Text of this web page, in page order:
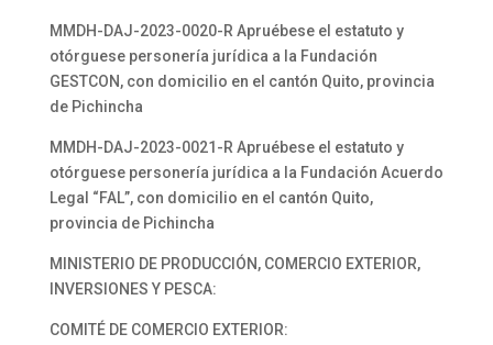
MMDH-DAJ-2023-0020-R Apruébese el estatuto y
otórguese personería jurídica a la Fundación
GESTCON, con domicilio en el cantón Quito, provincia
de Pichincha
MMDH-DAJ-2023-0021-R Apruébese el estatuto y
otórguese personería jurídica a la Fundación Acuerdo
Legal “FAL”, con domicilio en el cantón Quito,
provincia de Pichincha
MINISTERIO DE PRODUCCIÓN, COMERCIO EXTERIOR,
INVERSIONES Y PESCA:
COMITÉ DE COMERCIO EXTERIOR: